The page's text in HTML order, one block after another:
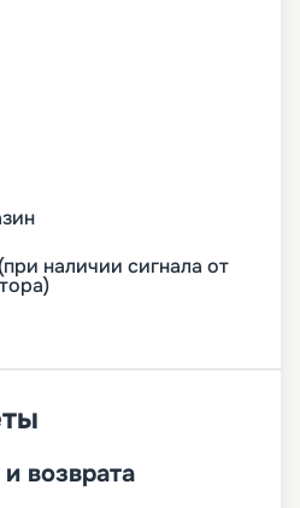
наличии сигнала от
возврата